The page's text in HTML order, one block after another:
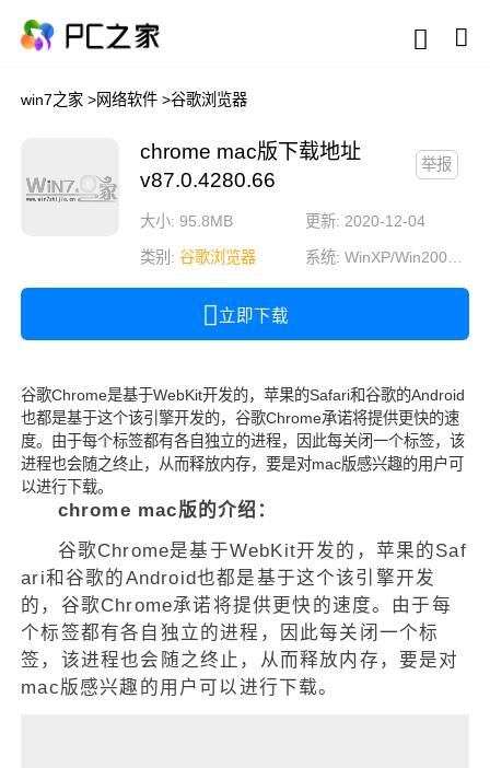
win7之家 >网络软件 >谷歌浏览器
chrome mac版下载地址
v87.0.4280.66
举报
大小: 95.8MB 更新: 2020-12-04
类别: 谷歌浏览器 系统: WinXP/Win2003/Win2000/Vista/Win7/Win8/Win10
立即下载
谷歌Chrome是基于WebKit开发的，苹果的Safari和谷歌的Android
也都是基于这个该引擎开发的，谷歌Chrome承诺将提供更快的速
度。由于每个标签都有各自独立的进程，因此每关闭一个标签，该
进程也会随之终止，从而释放内存，要是对mac版感兴趣的用户可
以进行下载。
chrome mac版的介绍：
谷歌Chrome是基于WebKit开发的，苹果的Saf
ari和谷歌的Android也都是基于这个该引擎开发
的，谷歌Chrome承诺将提供更快的速度。由于每
个标签都有各自独立的进程，因此每关闭一个标
签，该进程也会随之终止，从而释放内存，要是对
mac版感兴趣的用户可以进行下载。